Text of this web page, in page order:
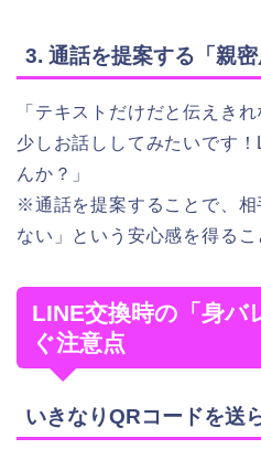
3. 通話を提案する「親密
「テキストだけだと伝えき
少しお話ししてみたいです
んか？」
※通話を提案することで、相
ない」という安心感を得るこ
LINE交換時の「身バ
ぐ注意点
いきなりQRコードを送